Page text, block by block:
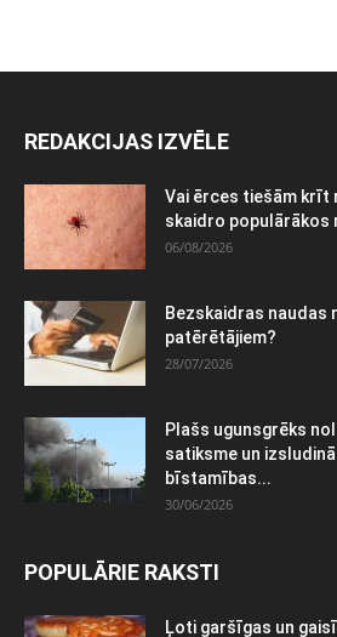
REDAKCIJAS IZVĒLE
Vai ērces tiešām krīt
skaidro populārākos
06/08/2026
Bezskaidras naudas
patērētājiem?
28/07/2026
Plašs ugunsgrēks
satiksme un
bīstamības...
30/06/2026
POPULĀRIE RAKSTI
Ļoti garšīgas un